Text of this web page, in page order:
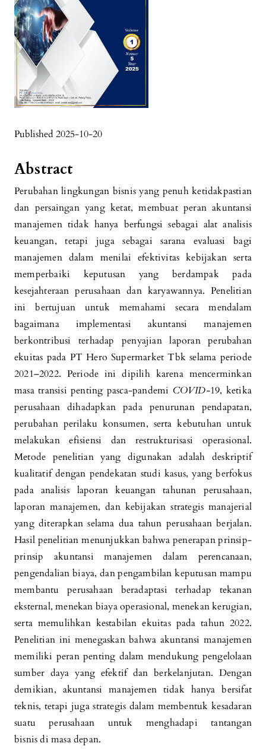
Published 2025-10-20
Abstract
Perubahan lingkungan bisnis yang penuh ketidakpastian
dan persaingan yang ketat, membuat peran akuntansi
manajemen tidak hanya berfungsi sebagai alat analisis
keuangan, tetapi juga sebagai sarana evaluasi bagi
manajemen dalam menilai efektivitas kebijakan serta
memperbaiki keputusan yang berdampak pada
kesejahteraan perusahaan dan karyawannya. Penelitian
ini bertujuan untuk memahami secara mendalam
bagaimana implementasi akuntansi manajemen
berkontribusi terhadap penyajian laporan perubahan
ekuitas pada PT Hero Supermarket Tbk selama periode
2021–2022. Periode ini dipilih karena mencerminkan
masa transisi penting pasca-pandemi COVID-19, ketika
perusahaan dihadapkan pada penurunan pendapatan,
perubahan perilaku konsumen, serta kebutuhan untuk
melakukan efisiensi dan restrukturisasi operasional.
Metode penelitian yang digunakan adalah deskriptif
kualitatif dengan pendekatan studi kasus, yang berfokus
pada analisis laporan keuangan tahunan perusahaan,
laporan manajemen, dan kebijakan strategis manajerial
yang diterapkan selama dua tahun perusahaan berjalan.
Hasil penelitian menunjukkan bahwa penerapan prinsip-
prinsip akuntansi manajemen dalam perencanaan,
pengendalian biaya, dan pengambilan keputusan mampu
membantu perusahaan beradaptasi terhadap tekanan
eksternal, menekan biaya operasional, menekan kerugian,
serta memulihkan kestabilan ekuitas pada tahun 2022.
Penelitian ini menegaskan bahwa akuntansi manajemen
memiliki peran penting dalam mendukung pengelolaan
sumber daya yang efektif dan berkelanjutan. Dengan
demikian, akuntansi manajemen tidak hanya bersifat
teknis, tetapi juga strategis dalam membentuk kesadaran
suatu perusahaan untuk menghadapi tantangan
bisnis di masa depan.